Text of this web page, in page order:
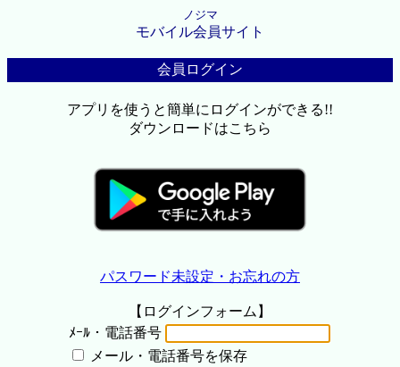
ノジマ
モバイル会員サイト
会員ログイン
アプリを使うと簡単にログインができる!!
ダウンロードはこちら
パスワード未設定・お忘れの方
【ログインフォーム】
ﾒｰﾙ・電話番号
メール・電話番号を保存